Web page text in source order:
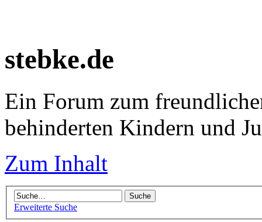
stebke.de
Ein Forum zum
behinderten Kindern und
Zum Inhalt
Erweiterte Suche